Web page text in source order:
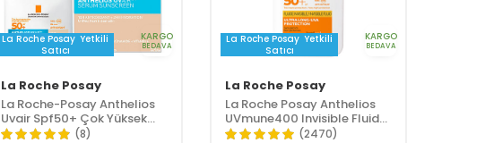
La Roche Posay Yetkili
Satıcı
KARGO
BEDAVA
La Roche Posay
La Roche-Posay Anthelios
Uvair Spf50+ Çok Yüksek
Renkli Yüz Güneş Koruması
(8)
La Roche Posay Yetkili
Satıcı
KARGO
BEDAVA
La Roche Posay
La Roche Posay Anthelios
UVmune400 Invisible Fluid
Tüm Cilt Tipleri İçin SPF50+
(2470)